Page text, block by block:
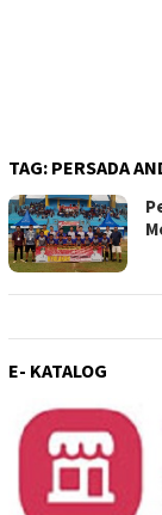
TAG: PERSADA
E- KATALOG